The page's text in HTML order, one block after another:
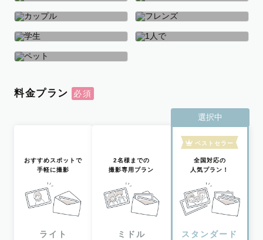
マタニティ ウェディング
カップル フレンズ
学生
料金プラン
おすすめスポットで
手軽に撮影
ライト
2名様までの
撮影専用プラン
ミドル
選択中
ベストセラー
全国対応の
人気プラン！
スタンダード